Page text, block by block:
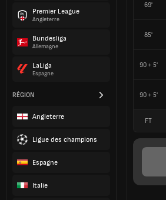
Premier League
Angleterre
Bundesliga
Allemagne
LaLiga
Espagne
RÉGION
Angleterre
Ligue des champions
Espagne
Italie
69'
85'
90 + 5'
90 + 5'
FT